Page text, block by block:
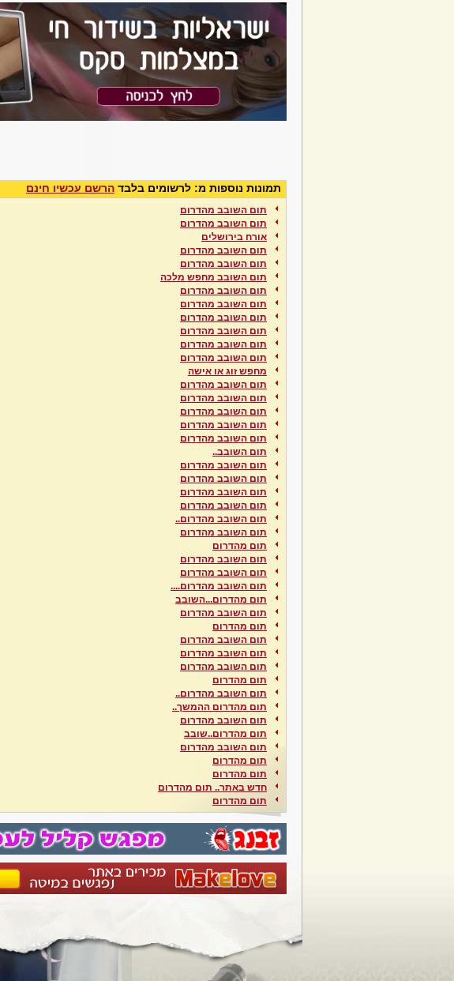
תמונות נוספות מ: לרשומים בלבד הרשם עכשיו חינם
תום השובב מהדרום
תום השובב מהדרום
אורח בירושלים
תום השובב מהדרום
תום השובב מהדרום
תום השובב מחפש מלכה
תום השובב מהדרום
תום השובב מהדרום
תום השובב מהדרום
תום השובב מהדרום
תום השובב מהדרום
תום השובב מהדרום
מחפש זוג או אישה
תום השובב מהדרום
תום השובב מהדרום
תום השובב מהדרום
תום השובב מהדרום
תום השובב מהדרום
תום השובב..
תום השובב מהדרום
תום השובב מהדרום
תום השובב מהדרום
תום השובב מהדרום
תום השובב מהדרום..
תום השובב מהדרום
תום מהדרום
תום השובב מהדרום
תום השובב מהדרום
תום השובב מהדרום....
תום מהדרום...השובב
תום השובב מהדרום
תום מהדרום
תום השובב מהדרום
תום השובב מהדרום
תום השובב מהדרום
תום מהדרום
תום השובב מהדרום..
תום מהדרום ההמשך..
תום השובב מהדרום
תום מהדרום..שובב
תום השובב מהדרום
תום מהדרום
תום מהדרום
חדש באתר.. תום מהדרום
תום מהדרום